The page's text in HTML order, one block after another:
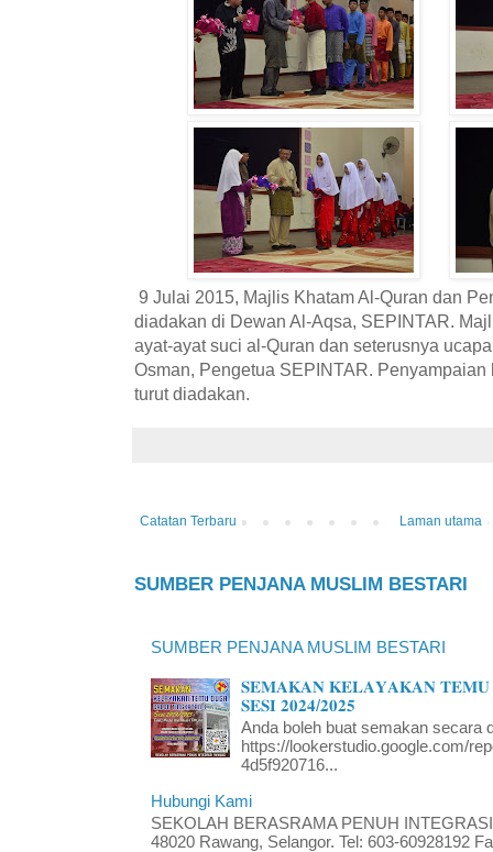
9 Julai 2015, Majlis Khatam Al-Quran dan
diadakan di Dewan Al-Aqsa, SEPINTAR.
ayat-ayat suci al-Quran dan seterusnya
Osman, Pengetua SEPINTAR.
turut diadakan.
Catatan Terbaru Laman utama
SUMBER PENJANA MUSLIM BESTARI
SUMBER PENJANA MUSLIM BESTARI
𝐒𝐄𝐌𝐀𝐊𝐀𝐍 𝐊𝐄𝐋𝐀𝐘𝐀𝐊𝐀𝐍 𝐓𝐄𝐌𝐔
𝐒𝐄𝐒𝐈 𝟐𝟎𝟐𝟒/𝟐𝟎𝟐𝟓
Anda boleh buat semakan secara
https://lookerstudio.google.com/
4d5f920716...
Hubungi Kami
SEKOLAH BERASRAMA PENUH
48020 Rawang, Selangor. Tel: 603-60928192